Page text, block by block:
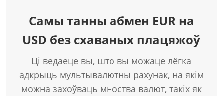
Самы танны абмен EUR на
USD без схаваных плацяжоў
Ці ведаеце вы, што вы можаце лёгка
адкрыць мультывалютны рахунак, на якім
можна захоўваць мноства валют, такіх як